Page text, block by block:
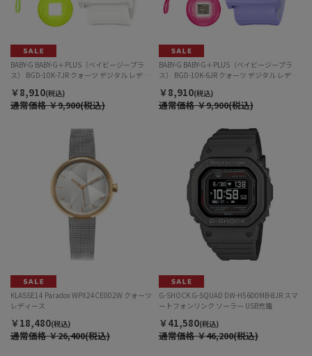
BABY-G BABY-G＋PLUS（ベイビージープラ
ス） BGD-10K-7JR クォーツ デジタル レディ
￥8,910(税込)
通常価格￥9,900(税込)
BABY-G BABY-G＋PLUS（ベイビージープラ
ス） BGD-10K-6JR クォーツ デジタル レディ
￥8,910(税込)
通常価格￥9,900(税込)
KLASSE14 Paradox WPX24CE002W クォーツ
レディース
￥18,480(税込)
通常価格￥26,400(税込)
G-SHOCK G-SQUAD DW-H5600MB-8JR スマ
ートフォンリンク ソーラー USB充電
￥41,580(税込)
通常価格￥46,200(税込)